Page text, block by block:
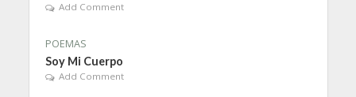
Add Comment
POEMAS
Soy Mi Cuerpo
Add Comment